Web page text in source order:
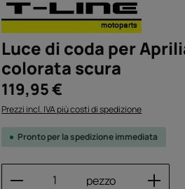
Luce di coda per
colorata scura
Prezzo normale:
119,95 €
Prezzi incl. IVA più costi di spedizione
Pronto per la spedizione immediata
Quantità del
pezzo